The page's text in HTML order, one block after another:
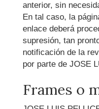
anterior, sin
En tal caso, la
enlace deberá
supresión, tan
notificación de la
por parte de JOSE
Frames o